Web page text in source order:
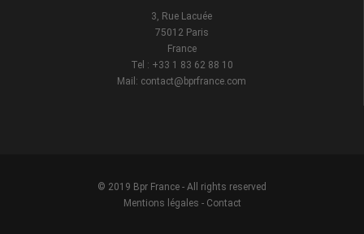
3, Rue Lacuée
75012 Paris
France
Tel : +33 1 83 62 88 10
Mail: contact@bprfrance.com
© 2019 Bpr France - All rights reserved
Mentions légales - Contact